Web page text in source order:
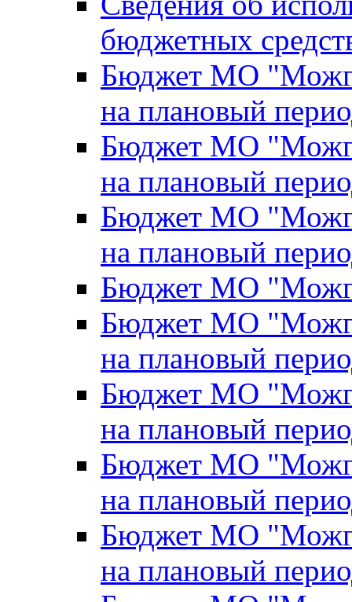
бюджетных
Бюджет МО
на плановый
Бюджет МО
на плановый
Бюджет МО
на плановый
Бюджет МО
Бюджет МО
на плановый
Бюджет МО
на плановый
Бюджет МО
на плановый
Бюджет МО
на плановый